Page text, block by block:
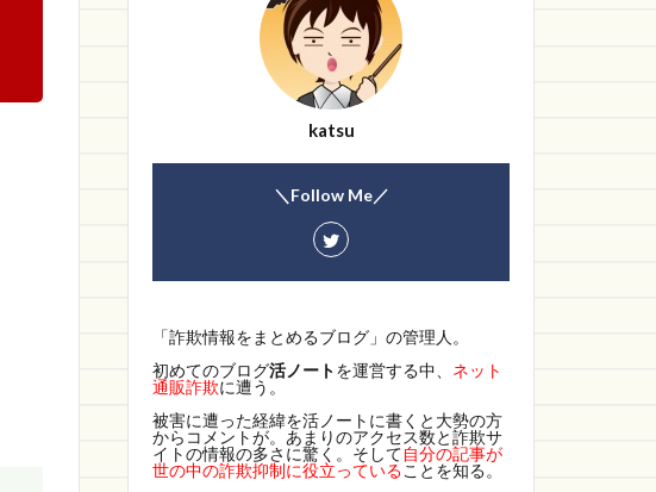
katsu
＼Follow Me／
「詐欺情報をまとめるブログ」の管理人。
初めてのブログ活ノートを運営する中、 ネット
通販詐欺に遭う。
被害に遭った経緯を活ノートに書くと大勢の方
からコメントが。あまりのアクセス数と詐欺サ
イトの情報の多さに驚く。そして自分の記事が
世の中の詐欺抑制に役立っていることを知る。